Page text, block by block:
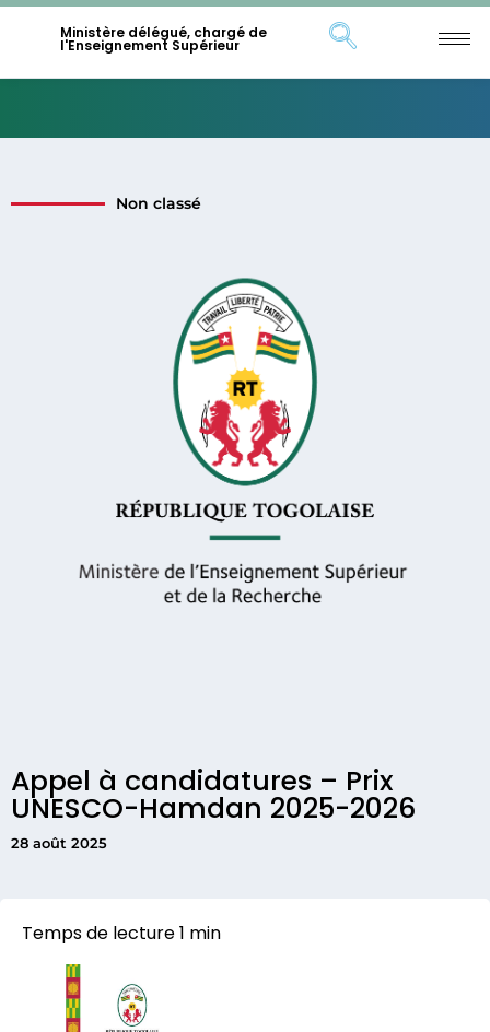
Ministère délégué, chargé de
l'Enseignement Supérieur
Appel à candidatures – Prix
UNESCO-Hamdan 2025-2026
28 août 2025
Non classé